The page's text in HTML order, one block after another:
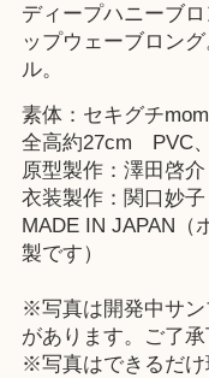
ディープハニーブ
ップウェーブロン
ル。
素体：セキグチ
全高約27cm PVC
原型製作：澤田啓介
衣装製作：関口妙子
MADE IN JAPAN（
製です）
※写真は開発中サン
があります。ご了承
※写真はできるだけ